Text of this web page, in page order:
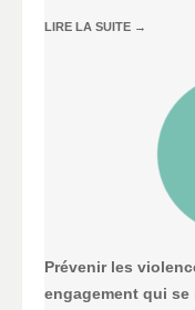
LIRE LA SUITE →
Prévenir les
engagement qui se